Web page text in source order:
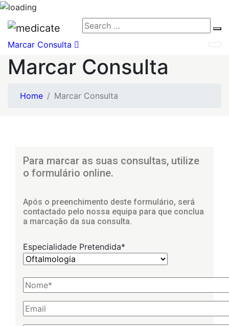
Marcar Consulta
Marcar Consulta
Home Marcar Consulta
Para marcar as suas consultas, utilize
o formulário online.
Após o preenchimento deste formulário, será
contactado pelo nossa equipa para que conclua
a marcação da sua consulta.
Especialidade Pretendida*